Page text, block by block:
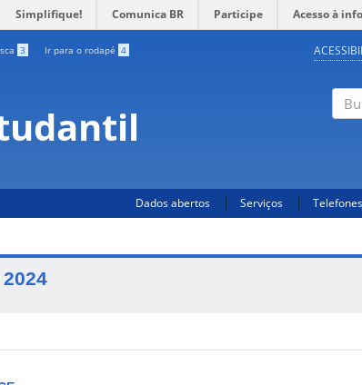
Simplifique! Comunica BR Participe Acesso à
3 Ir para o rodapé 4
Dados abertos Serviços Telefones